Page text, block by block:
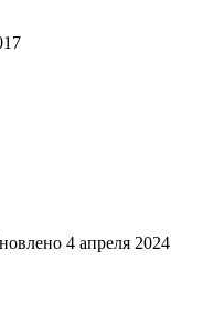
4 апреля 2024